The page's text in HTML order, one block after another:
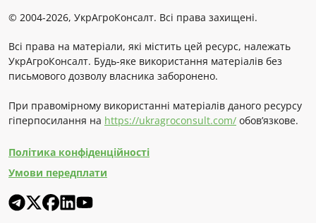
© 2004-2026, УкрАгроКонсалт. Всі права захищені.
Всі права на матеріали, які містить цей ресурс, належать
УкрАгроКонсалт. Будь-яке використання матеріалів без
письмового дозволу власника заборонено.
При правомірному використанні матеріалів даного ресурсу
гіперпосилання на https://ukragroconsult.com/ обов’язкове.
Політика конфіденційності
Умови передплати